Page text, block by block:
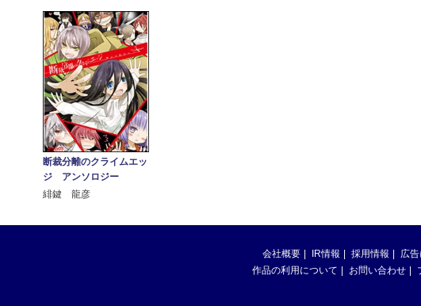
断裁分離のクライムエッ
ジ アンソロジー
緋鍵 龍彦
会社概要 IR情報 採用情報 広
作品の利用について
お問い合わせ